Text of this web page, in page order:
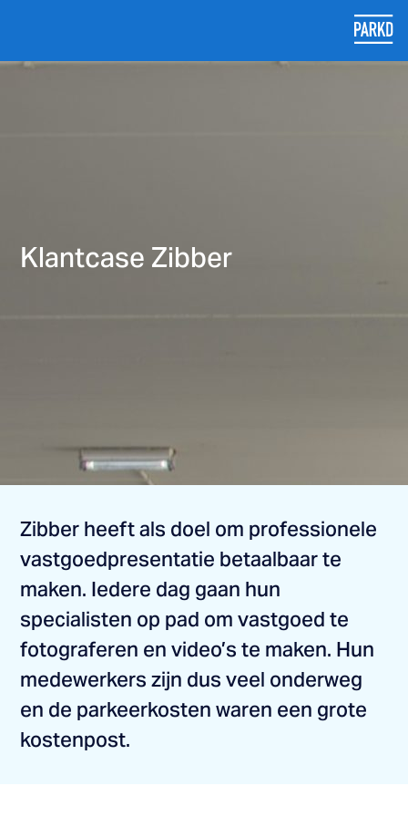
Klantcase Zibber
Zibber heeft als doel om professionele
vastgoedpresentatie betaalbaar te
maken. Iedere dag gaan hun
specialisten op pad om vastgoed te
fotograferen en video’s te maken. Hun
medewerkers zijn dus veel onderweg
en de parkeerkosten waren een grote
kostenpost.